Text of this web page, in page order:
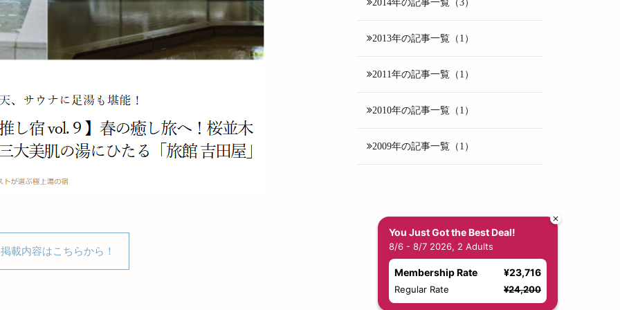
載内容はこちらから！
2013年の記事一覧（1）
2011年の記事一覧（1）
2010年の記事一覧（1）
2009年の記事一覧（1）
You Just Got the Best Deal!
8/6 - 8/7 2026, 2 Adults
Membership Rate ¥23,716
Regular Rate ¥24,200